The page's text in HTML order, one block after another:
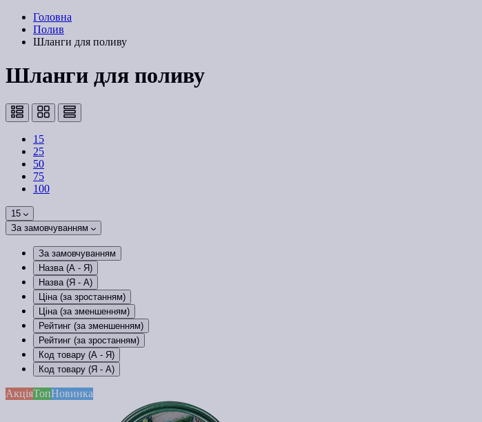
Головна
Полив
Шланги для поливу
Шланги для поливу
15
25
50
75
100
15
За замовчуванням
За замовчуванням
Назва (А - Я)
Назва (Я - А)
Ціна (за зростанням)
Ціна (за зменшенням)
Рейтинг (за зменшенням)
Рейтинг (за зростанням)
Код товару (А - Я)
Код товару (Я - А)
АкціяТопНовинка